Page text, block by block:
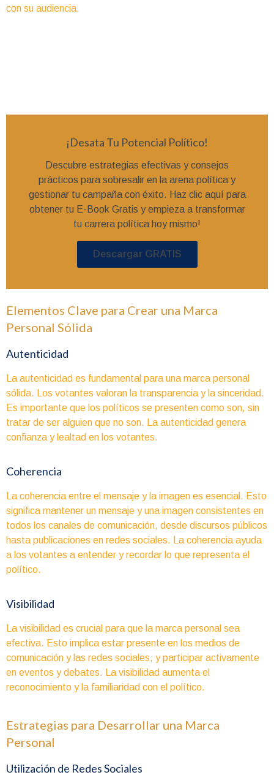
con su audiencia.
¡Desata Tu Potencial Político!
Descubre estrategias efectivas y consejos
prácticos para sobresalir en la arena política y
gestionar tu campaña con éxito. Haz clic aquí para
obtener tu E-Book Gratis y empieza a transformar
tu carrera política hoy mismo!
Descargar GRATIS
Elementos Clave para Crear una Marca
Personal Sólida
Autenticidad
La autenticidad es fundamental para una marca personal
sólida. Los votantes valoran la transparencia y la sinceridad.
Es importante que los políticos se presenten como son, sin
tratar de ser alguien que no son. La autenticidad genera
confianza y lealtad en los votantes.
Coherencia
La coherencia entre el mensaje y la imagen es esencial. Esto
significa mantener un mensaje y una imagen consistentes en
todos los canales de comunicación, desde discursos públicos
hasta publicaciones en redes sociales. La coherencia ayuda
a los votantes a entender y recordar lo que representa el
político.
Visibilidad
La visibilidad es crucial para que la marca personal sea
efectiva. Esto implica estar presente en los medios de
comunicación y las redes sociales, y participar activamente
en eventos y debates. La visibilidad aumenta el
reconocimiento y la familiaridad con el político.
Estrategias para Desarrollar una Marca
Personal
Utilización de Redes Sociales